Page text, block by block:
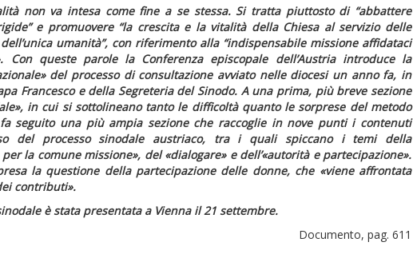
non va intesa come fine a se stessa. Si tratta piuttosto di“abbattere
e promuovere “la crescita e la vitalità della Chiesa al servizio delle
umanità”, con riferimento alla “indispensabile missione affidataci
Con queste parole la Conferenza episcopale dell’Austria introduce la
del processo di consultazione avviato nelle diocesi un anno fa, in
Francesco e della Segreteria del Sinodo. A una prima, più breve sezione
in cui si sottolineano tanto le difficoltà quanto le sorprese del metodo
seguito una più ampia sezione che raccoglie in nove punti i contenuti
del processo sinodale austriaco, tra i quali spiccano i temi della
la comune missione», del «dialogare» e dell’«autorità e partecipazione».
la questione della partecipazione delle donne, che «viene affrontata
contributi».
è stata presentata a Vienna il 21 settembre.
Documento, pag. 611